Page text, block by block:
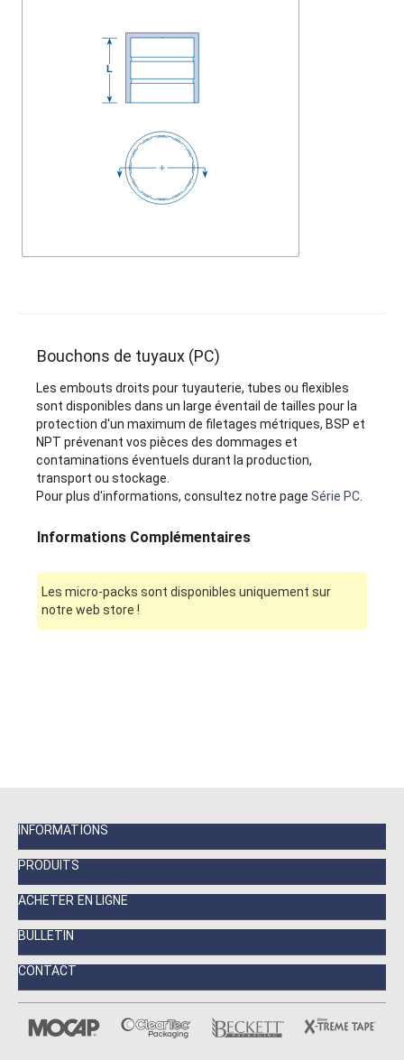
Bouchons de tuyaux (PC)
Les embouts droits pour tuyauterie, tubes ou flexibles
sont disponibles dans un large éventail de tailles pour la
protection d'un maximum de filetages métriques, BSP et
NPT prévenant vos pièces des dommages et
contaminations éventuels durant la production,
transport ou stockage.
Pour plus d'informations, consultez notre pageSérie PC.
Informations Complémentaires
Les micro-packs sont disponibles uniquement sur
notre web store !
INFORMATIONS
PRODUITS
ACHETER EN LIGNE
BULLETIN
CONTACT